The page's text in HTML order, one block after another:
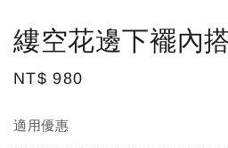
縷空花邊下襬內
Regular
NT$ 980
適用優惠